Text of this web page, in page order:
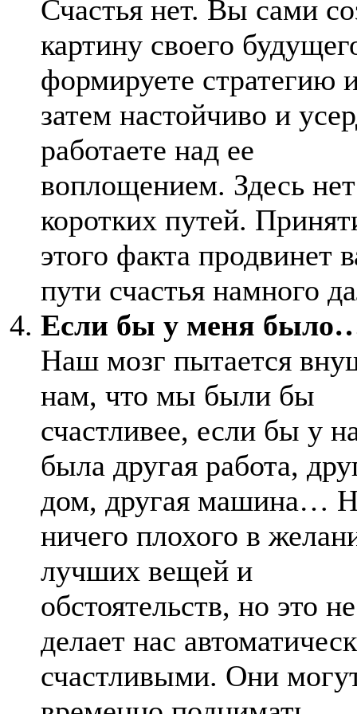
Счастья нет. Вы сами
картину своего
формируете стратегию
затем настойчиво и
работаете над ее
воплощением. Здесь нет
коротких путей.
этого факта продвинет
пути счастья намного
Если бы у меня
Наш мозг пытается
нам, что мы были бы
счастливее, если бы у
была другая работа,
дом, другая машина…
ничего плохого в
лучших вещей и
обстоятельств, но это не
делает нас
счастливыми. Они